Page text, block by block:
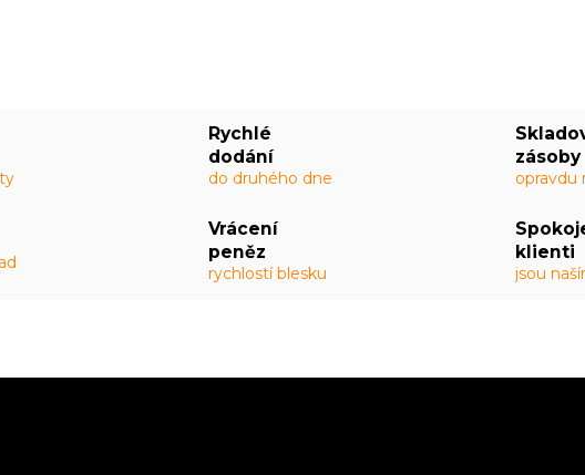
Rychlé
dodání
do druhého dne
zásoby
opravdu
Vrácení
peněz
rychlostí blesku
klienti
jsou